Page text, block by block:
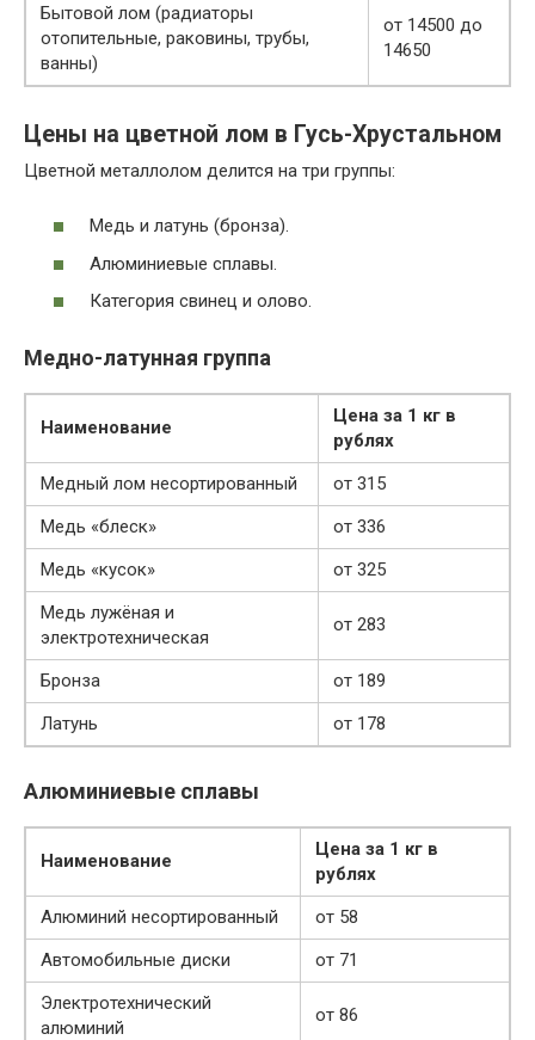
Бытовой лом (радиаторы
отопительные, раковины, трубы,
ванны)
от 14500 до
14650
Цены на цветной лом в Гусь-Хрустальном
Цветной металлолом делится на три группы:
Медь и латунь (бронза).
Алюминиевые сплавы.
Категория свинец и олово.
Медно-латунная группа
Наименование
Цена за 1 кг в
рублях
Медный лом несортированный
от 315
Медь «блеск»
от 336
Медь «кусок»
от 325
Медь лужёная и
электротехническая
от 283
Бронза
от 189
Латунь
от 178
Алюминиевые сплавы
Наименование
Цена за 1 кг в
рублях
Алюминий несортированный
от 58
Автомобильные диски
от 71
Электротехнический
алюминий
от 86